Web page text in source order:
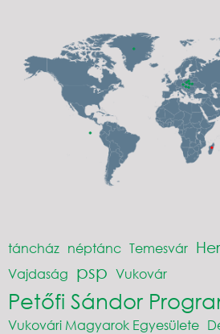
táncház néptánc Temesvár
Vajdaság psp Vukovár
Petőfi Sándor
Vukovári Magyarok Egyesülete